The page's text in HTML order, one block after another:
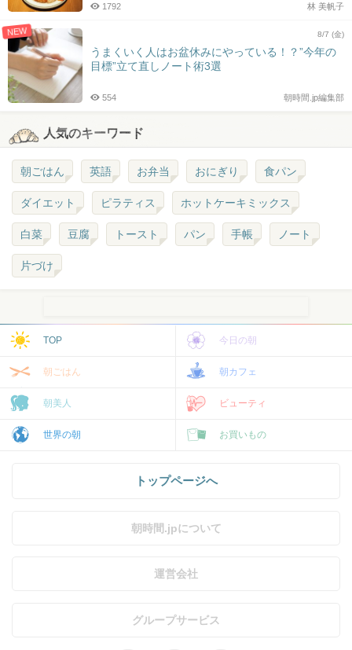
林 美帆子
1792
NEW 8/7 (金)
うまくいく人はお盆休みにやっている！？”今年の
目標”立て直しノート術3選
朝時間.jp編集部
554
人気のキーワード
朝ごはん 英語 お弁当 おにぎり 食パン
ダイエット ピラティス ホットケーキミックス
白菜 豆腐 トースト パン 手帳 ノート
片づけ
TOP 今日の朝
朝ごはん 朝カフェ
朝美人 ビューティ
世界の朝 お買いもの
トップページへ
朝時間.jpについて
運営会社
グループサービス